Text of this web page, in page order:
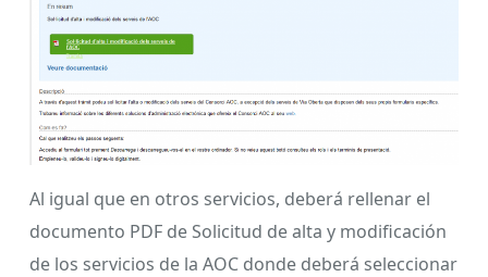
Al igual que en otros servicios, deberá rellenar el
documento PDF de Solicitud de alta y modificación
de los servicios de la AOC donde deberá seleccionar